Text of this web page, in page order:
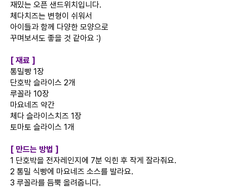
재밌는 오픈 샌드위치입니다.
체다치즈는 변형이 쉬워서
아이들과 함께 다양한 모양으로
꾸며보셔도 좋을 것 같아요 :)
[ 재료 ]
통밀빵 1장
단호박 슬라이스 2개
루꼴라 10장
마요네즈 약간
체다 슬라이스치즈 1장
토마토 슬라이스 1개
[ 만드는 방법 ]
1 단호박을 전자레인지에 7분 익힌 후 작게 잘라줘요.
2 통밀 식빵에 마요네즈 소스를 발라요.
3 루꼴라를 듬뿍 올려줍니다.